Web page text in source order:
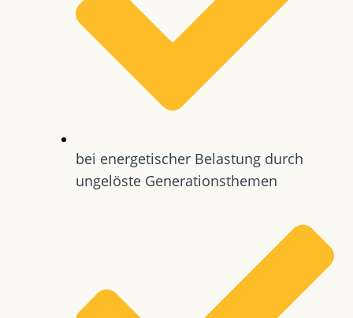
bei energetischer Belastung durch
ungelöste Generationsthemen